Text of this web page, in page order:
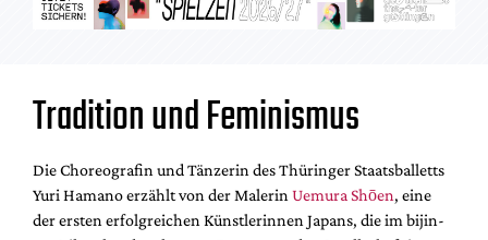
Tradition und Feminismus
Die Choreografin und Tänzerin des Thüringer Staatsballetts
Yuri Hamano erzählt von der Malerin Uemura Shōen, eine
der ersten erfolgreichen Künstlerinnen Japans, die im bijin-